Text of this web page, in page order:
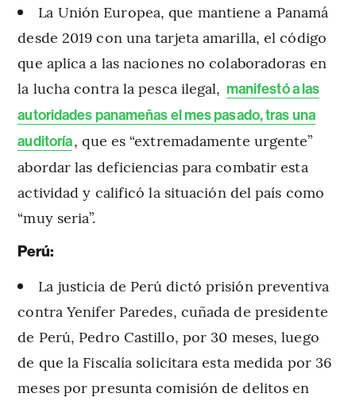
La Unión Europea, que mantiene a Panamá
desde 2019 con una tarjeta amarilla, el código
que aplica a las naciones no colaboradoras en
la lucha contra la pesca ilegal, manifestó a las
autoridades panameñas el mes pasado, tras una
auditoría, que es “extremadamente urgente”
abordar las deficiencias para combatir esta
actividad y calificó la situación del país como
“muy seria”.
Perú:
La justicia de Perú dictó prisión preventiva
contra Yenifer Paredes, cuñada de presidente
de Perú, Pedro Castillo, por 30 meses, luego
de que la Fiscalía solicitara esta medida por 36
meses por presunta comisión de delitos en